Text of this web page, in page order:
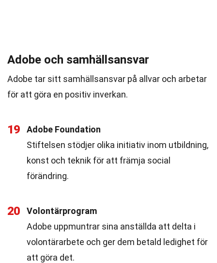
Adobe och samhällsansvar
Adobe tar sitt samhällsansvar på allvar och arbetar
för att göra en positiv inverkan.
19
Adobe Foundation
Stiftelsen stödjer olika initiativ inom utbildning,
konst och teknik för att främja social
förändring.
20
Volontärprogram
Adobe uppmuntrar sina anställda att delta i
volontärarbete och ger dem betald ledighet för
att göra det.